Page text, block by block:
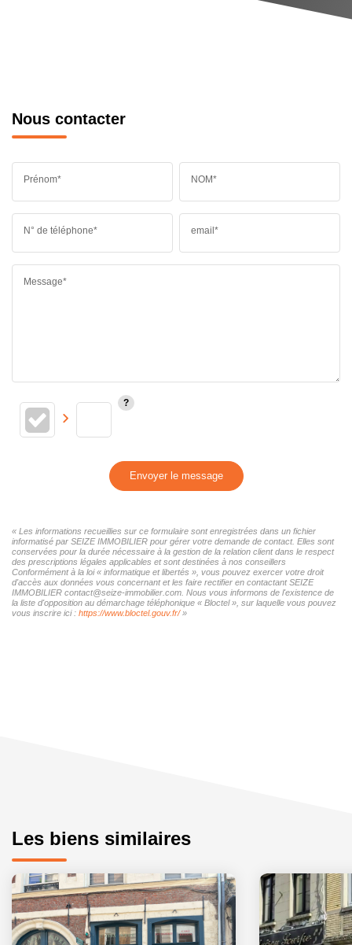
Nous contacter
Prénom* NOM*
N° de téléphone* email*
Message*
Envoyer le message
« Les informations recueillies sur ce formulaire sont enregistrées dans un fichier
informatisé par SEIZE IMMOBILIER pour gérer votre demande de contact. Elles sont
conservées pour la durée nécessaire à la gestion de la relation client dans le respect
des prescriptions légales applicables et sont destinées à nos conseillers
Conformément à la loi « informatique et libertés », vous pouvez exercer votre droit
d'accès aux données vous concernant et les faire rectifier en contactant SEIZE
IMMOBILIER contact@seize-immobilier.com. Nous vous informons de l'existence de
la liste d'opposition au démarchage téléphonique « Bloctel », sur laquelle vous pouvez
vous inscrire ici : https://www.bloctel.gouv.fr/»
Les biens similaires